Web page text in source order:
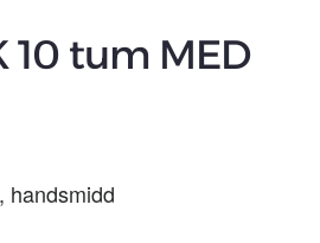
10 tum MED
handsmidd